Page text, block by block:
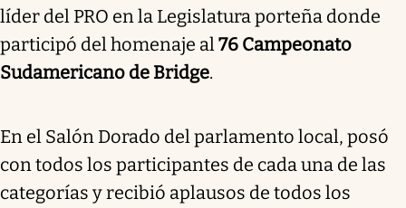
líder del PRO en la Legislatura porteña donde
participó del homenaje al76 Campeonato
Sudamericano de Bridge.
En el Salón Dorado del parlamento local, posó
con todos los participantes de cada una de las
categorías y recibió aplausos de todos los